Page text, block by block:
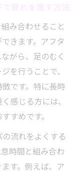
み合わせること
きます。アフタ
がら、足のむく
を行うことで、
です。特に長時
感じる方には、
すめです。
流れをよくする
時間と組み合わ
す。例えば、ア